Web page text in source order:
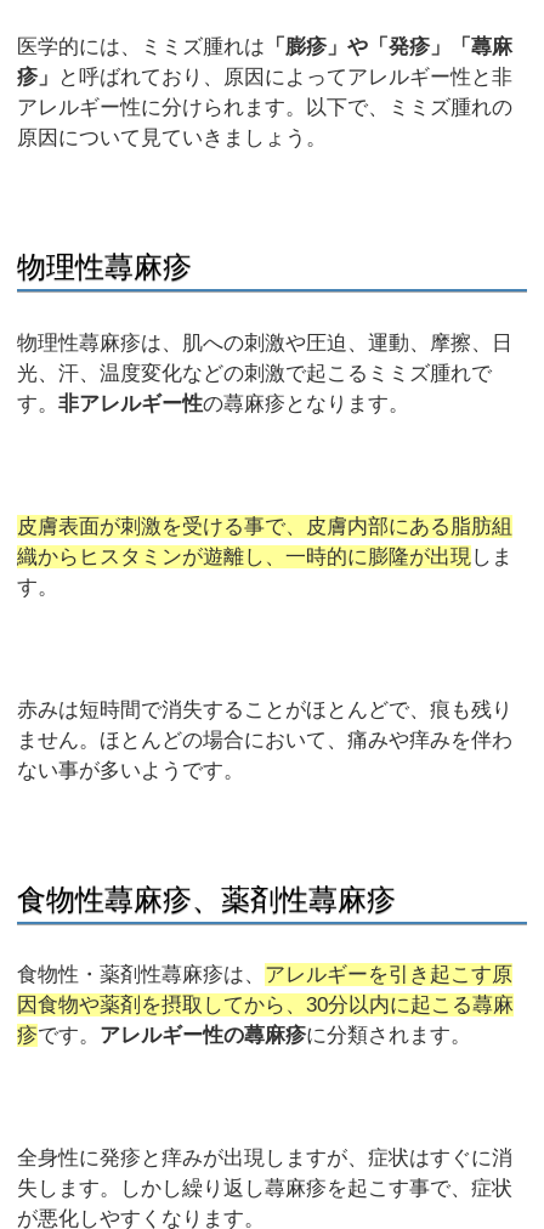
医学的には、ミミズ腫れは 「膨疹」や「発疹」「蕁麻
疹」
と呼ばれており、原因によってアレルギー性と非
アレルギー性に分けられます。以下で、ミミズ腫れの
原因について見ていきましょう。
物理性蕁麻疹
物理性蕁麻疹は、肌への刺激や圧迫、運動、摩擦、日
光、汗、温度変化などの刺激で起こるミミズ腫れで
す。非アレルギー性の蕁麻疹となります。
皮膚表面が刺激を受ける事で、皮膚内部にある脂肪組
織からヒスタミンが遊離し、一時的に膨隆が出現 しま
す。
赤みは短時間で消失することがほとんどで、痕も残り
ません。ほとんどの場合において、痛みや痒みを伴わ
ない事が多いようです。
食物性蕁麻疹、薬剤性蕁麻疹
食物性・薬剤性蕁麻疹は、 アレルギーを引き起こす原
因食物や薬剤を摂取してから、30分以内に起こる蕁麻
疹です。 アレルギー性の蕁麻疹に分類されます。
全身性に発疹と痒みが出現しますが、症状はすぐに消
失します。しかし繰り返し蕁麻疹を起こす事で、症状
が悪化しやすくなります。